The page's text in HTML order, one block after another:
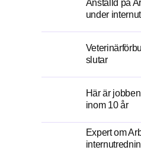
Anställd på
under
slutar
Här är
inom 10 år
Expert om